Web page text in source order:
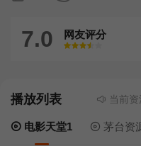
7.0 网友评分
很差
较差还行推荐力荐
播放列表 当前资
电影天堂1 茅台资